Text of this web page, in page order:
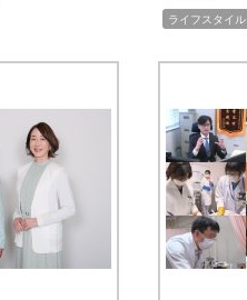
ライフスタイル